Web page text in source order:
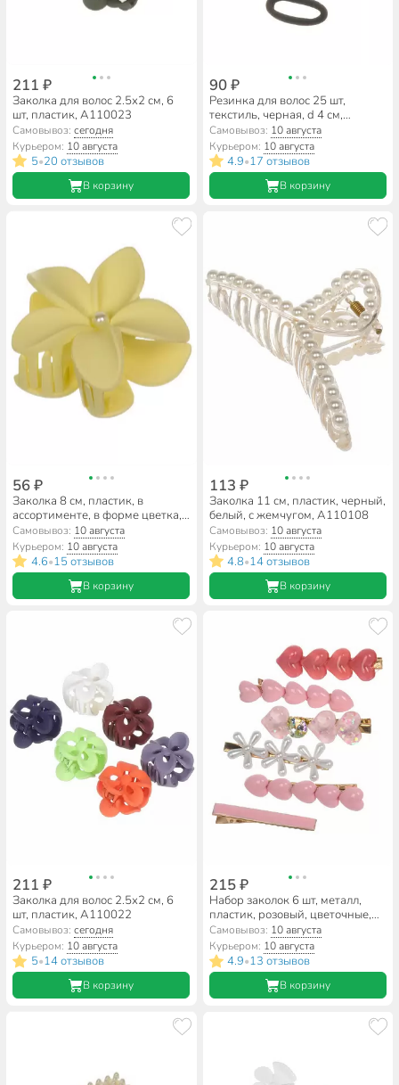
211 ₽
Заколка для волос 2.5х2 см, 6
шт, пластик, A110023
Самовывоз:сегодня
Курьером: 10 августа
5•20 отзывов
В корзину
90 ₽
Резинка для волос 25 шт,
текстиль, черная, d 4 см,
109823
Самовывоз: 10 августа
Курьером: 10 августа
4.9•17 отзывов
В корзину
56 ₽
Заколка 8 см, пластик, в
ассортименте, в форме цветка,
A110098
Самовывоз: 10 августа
Курьером: 10 августа
4.6•15 отзывов
В корзину
113 ₽
Заколка 11 см, пластик, черный,
белый, с жемчугом, A110108
Самовывоз: 10 августа
Курьером: 10 августа
4.8•14 отзывов
В корзину
211 ₽
Заколка для волос 2.5х2 см, 6
шт, пластик, A110022
Самовывоз:сегодня
Курьером: 10 августа
5•14 отзывов
В корзину
215 ₽
Набор заколок 6 шт, металл,
пластик, розовый, цветочные,
A110117
Самовывоз: 10 августа
Курьером: 10 августа
4.9•13 отзывов
В корзину